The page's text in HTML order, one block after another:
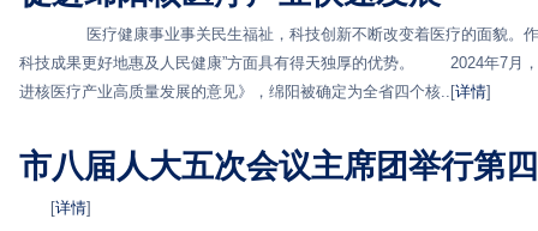
医疗健康事业事关民生福祉，科技创新不断改变着医疗的面貌。作
科技成果更好地惠及人民健康”方面具有得天独厚的优势。 2024年7月
进核医疗产业高质量发展的意见》，绵阳被确定为全省四个核..[详情]
市八届人大五次会议主席团举行第
[详情]